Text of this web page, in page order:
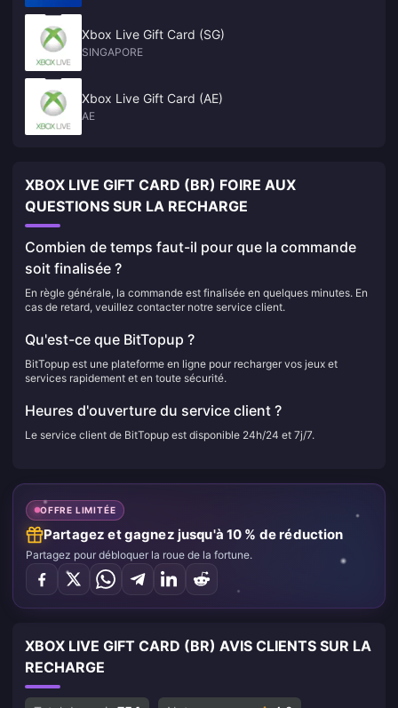
Xbox Live Gift Card (SG)
SINGAPORE
Xbox Live Gift Card (AE)
AE
XBOX LIVE GIFT CARD (BR) FOIRE AUX
QUESTIONS SUR LA RECHARGE
Combien de temps faut-il pour que la commande
soit finalisée ?
En règle générale, la commande est finalisée en quelques minutes. En
cas de retard, veuillez contacter notre service client.
Qu'est-ce que BitTopup ?
BitTopup est une plateforme en ligne pour recharger vos jeux et
services rapidement et en toute sécurité.
Heures d'ouverture du service client ?
Le service client de BitTopup est disponible 24h/24 et 7j/7.
OFFRE LIMITÉE
Partagez et gagnez jusqu'à 10 % de réduction
Partagez pour débloquer la roue de la fortune.
XBOX LIVE GIFT CARD (BR) AVIS CLIENTS SUR LA
RECHARGE